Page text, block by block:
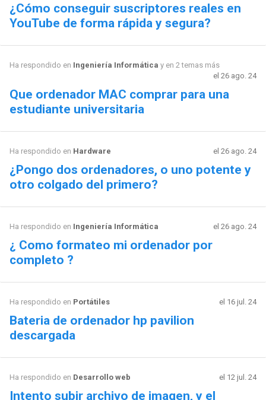
¿Cómo conseguir suscriptores reales en
YouTube de forma rápida y segura?
Ha respondido en Ingeniería Informática y en 2 temas más
el 26 ago. 24
Que ordenador MAC comprar para una
estudiante universitaria
Ha respondido en Hardware el 26 ago. 24
¿Pongo dos ordenadores, o uno potente y
otro colgado del primero?
Ha respondido en Ingeniería Informática el 26 ago. 24
¿ Como formateo mi ordenador por
completo ?
Ha respondido en Portátiles el 16 jul. 24
Bateria de ordenador hp pavilion
descargada
Ha respondido en Desarrollo web el 12 jul. 24
Intento subir archivo de imagen, y el